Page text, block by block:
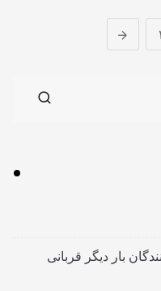
بار دیگر قربانی